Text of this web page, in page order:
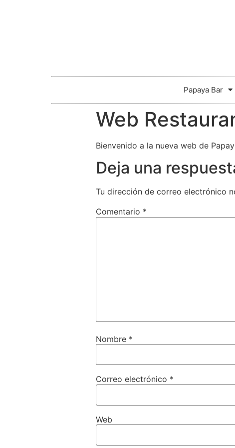
Papaya Bar
Web
Bienvenido a la nueva web de
Deja una
Tu dirección de correo electrónico
Comentario *
Nombre *
Correo electrónico *
Web